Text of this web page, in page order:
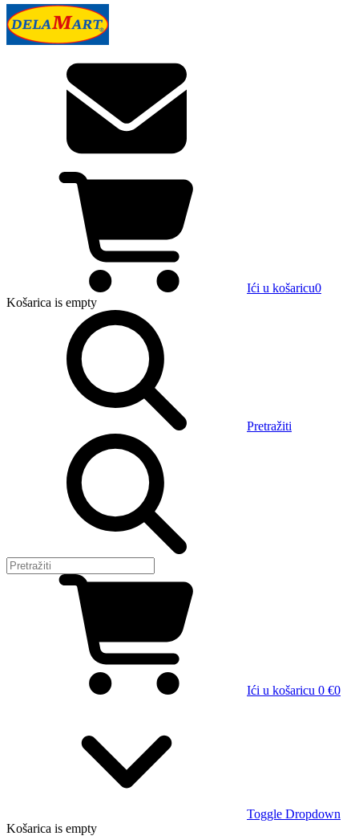
Ići u košaricu0
Košarica is empty
Pretražiti
Ići u košaricu 0 €0
Toggle Dropdown
Košarica is empty